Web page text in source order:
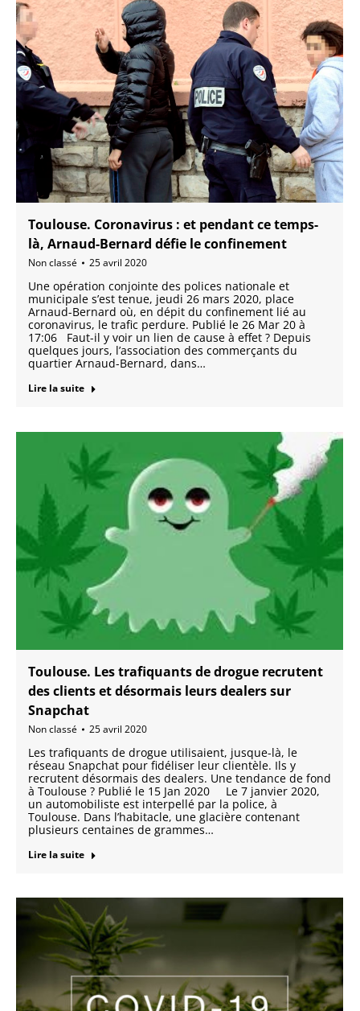
Toulouse. Coronavirus : et pendant ce temps-
là, Arnaud-Bernard défie le confinement
Non classé 25 avril 2020
Une opération conjointe des polices nationale et
municipale s’est tenue, jeudi 26 mars 2020, place
Arnaud-Bernard où, en dépit du confinement lié au
coronavirus, le trafic perdure. Publié le 26 Mar 20 à
17:06 Faut-il y voir un lien de cause à effet ? Depuis
quelques jours, l’association des commerçants du
quartier Arnaud-Bernard, dans…
Lire la suite
Toulouse. Les trafiquants de drogue recrutent
des clients et désormais leurs dealers sur
Snapchat
Non classé 25 avril 2020
Les trafiquants de drogue utilisaient, jusque-là, le
réseau Snapchat pour fidéliser leur clientèle. Ils y
recrutent désormais des dealers. Une tendance de fond
à Toulouse ? Publié le 15 Jan 2020 Le 7 janvier 2020,
un automobiliste est interpellé par la police, à
Toulouse. Dans l’habitacle, une glacière contenant
plusieurs centaines de grammes…
Lire la suite